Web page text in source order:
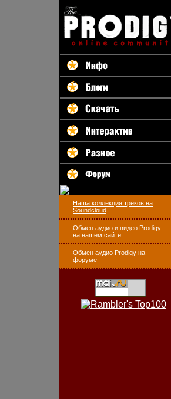
Наша коллекция треков на
Soundcloud
Обмен аудио и видео Prodigy
на нашем сайте
Обмен аудио Prodigy на
форуме